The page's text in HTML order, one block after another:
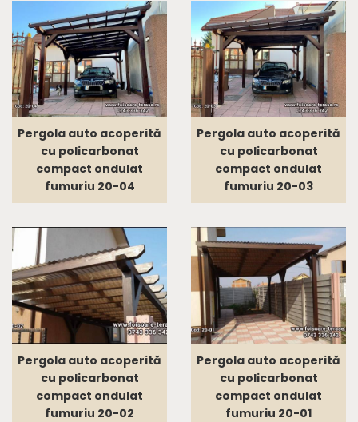
Pergola auto acoperită
cu policarbonat
compact ondulat
fumuriu 20-04
Pergola auto acoperită
cu policarbonat
compact ondulat
fumuriu 20-03
Pergola auto acoperită
cu policarbonat
compact ondulat
fumuriu 20-02
Pergola auto acoperită
cu policarbonat
compact ondulat
fumuriu 20-01